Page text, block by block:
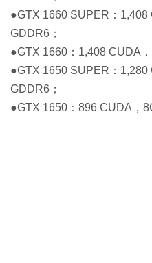
●GTX 1660 SUPER：
GDDR6；
●GTX 1660：1,408 CUDA
●GTX 1650 SUPER：
GDDR6；
●GTX 1650：896 CUDA，